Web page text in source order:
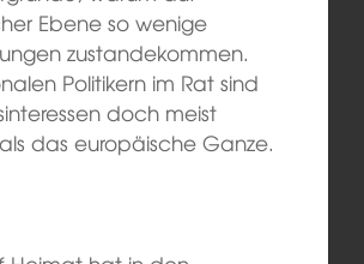
Ebene so wenige
zustandekommen.
Politikern im Rat sind
doch meist
das europäische Ganze.